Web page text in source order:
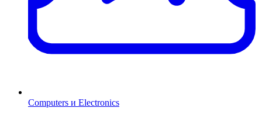
Computers и Electronics